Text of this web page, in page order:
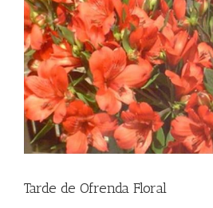
Tarde de Ofrenda Floral